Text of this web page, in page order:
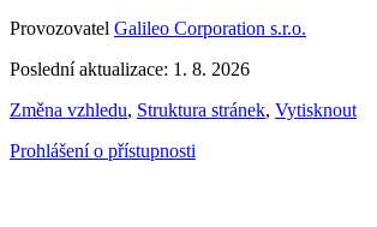
Provozovatel Galileo Corporation s.r.o.
Poslední aktualizace: 1. 8. 2026
Změna vzhledu, Struktura stránek, Vytisknout
Prohlášení o přístupnosti